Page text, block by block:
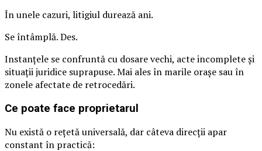
În unele cazuri, litigiul durează ani.
Se întâmplă. Des.
Instanțele se confruntă cu dosare vechi, acte incomplete și
situații juridice suprapuse. Mai ales în marile orașe sau în
zonele afectate de retrocedări.
Ce poate face proprietarul
Nu există o rețetă universală, dar câteva direcții apar
constant în practică: